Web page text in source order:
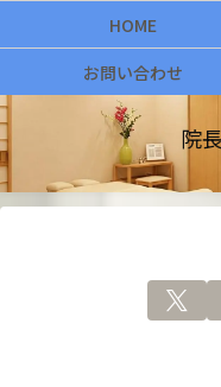
院
HOME
お問い合わせ